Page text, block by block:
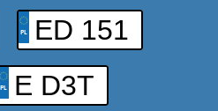
ED 151
E D3T